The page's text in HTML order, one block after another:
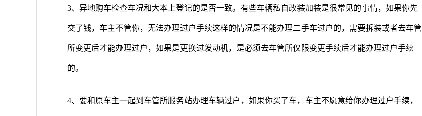
3、异地购车检查车况和大本上登记的是否一致。有些车辆私自改装加装是很常见的事情，如果你先
交了钱，车主不管你，无法办理过户手续这样的情况是不能办理二手车过户的，需要拆装或者去车管
所变更后才能办理过户，如果是更换过发动机，是必须去车管所仅限变更手续后才能办理过户手续
的。
4、要和原车主一起到车管所服务站办理车辆过户，如果你买了车，车主不愿意给你办理过户手续，